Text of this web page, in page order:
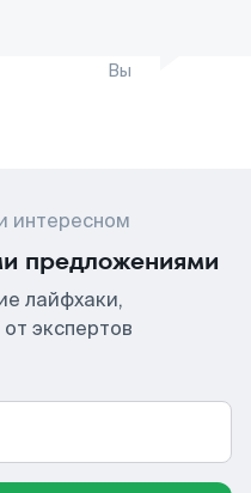
Вы
интересном
предложениями
лайфхаки,
экспертов